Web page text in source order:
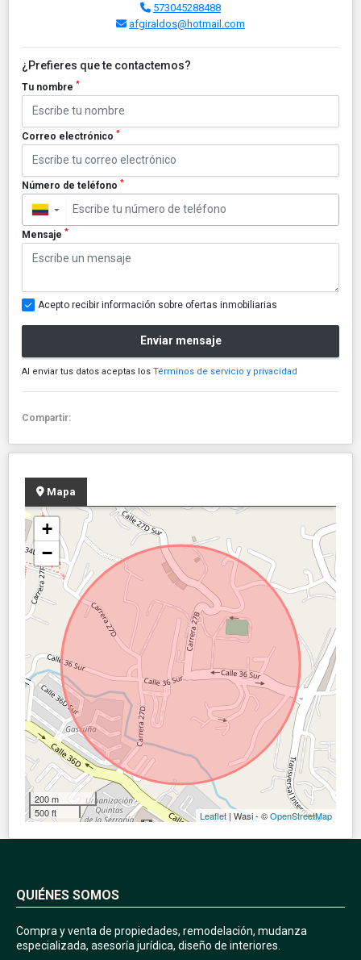
573045288488
afgiraldos@hotmail.com
¿Prefieres que te contactemos?
Tu nombre *
Correo electrónico *
Número de teléfono *
▼
Mensaje *
Acepto recibir información sobre ofertas inmobiliarias
Enviar mensaje
Al enviar tus datos aceptas los Términos de servicio y privacidad
Compartir:
Mapa
+
−
200 m
500 ft
Leaflet | Wasi - ©OpenStreetMap
QUIÉNES SOMOS
Compra y venta de propiedades, remodelación, mudanza
especializada, asesoría jurídica, diseño de interiores.